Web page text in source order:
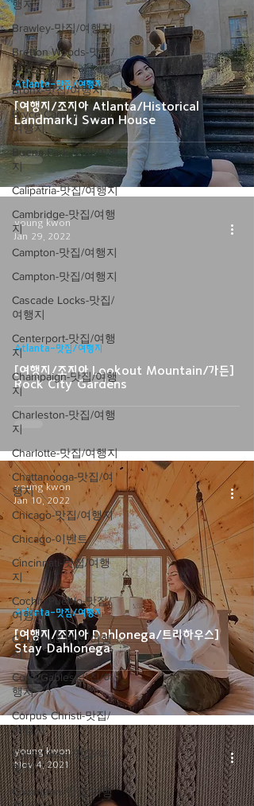
행지
Brawley-맛집/여행지
Bretton Woods-맛집/
여행지
Bronx-맛집/여행지
Bryce Canyon-맛집/
여행지
Buena Park-맛집/여행
지
Calipatria-맛집/여행지
Cambridge-맛집/여행
지
Campton-맛집/여행지
Campton-맛집/여행지
Cascade Locks-맛집/
여행지
Centerport-맛집/여행
지
Champaign-맛집/여행
지
Charleston-맛집/여행
지
Charlotte-맛집/여행지
Chattanooga-맛집/여
행지
Chicago-맛집/여행지
Chicago-이벤트
Cincinnati-맛집/여행
지
Cochiti Pueblo-맛집/
여행지
Columbus-맛집/여행
지
Coral Gables-맛집/여
행지
Corpus Christi-맛집/
여행지
Costa Mesa-맛집/여
행지
Covington-맛집/여행
[여행지/조지아 Atlanta/Historical
Landmark] Swan House
Atlanta-맛집/여행지
[여행지/조지아 Lookout Mountain/가든]
Rock City Gardens
Atlanta-맛집/여행지
young kwon
Jan 29, 2022
[여행지/조지아 Dahlonega/트리하우스]
Stay Dahlonega
Atlanta-맛집/여행지
young kwon
Jan 10, 2022
young kwon
Nov 4, 2021